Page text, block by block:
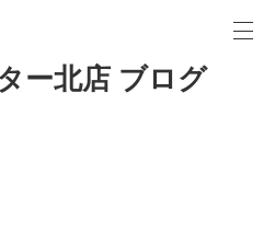
ー北店 ブログ